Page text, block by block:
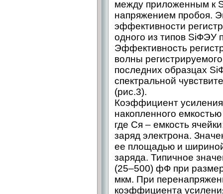
между приложенным к
напряжением пробоя.
эффективности
одного из типов SiФЭУ
Эффективность
волны
последних образцах
спектральной
(рис.3).
Коэффициент
накопленного
где Ся – емкость
заряд электрона.
ее площадью и
заряда. Типичное
(25–500) фФ при
мкм. При
коэффициента